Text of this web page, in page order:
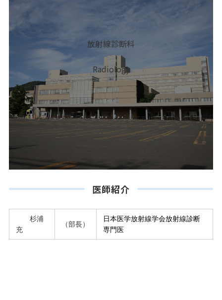
放射線診断科
Radiology
医師紹介
杉浦
充
（部長）
日本医学放射線学会放射線診断
専門医